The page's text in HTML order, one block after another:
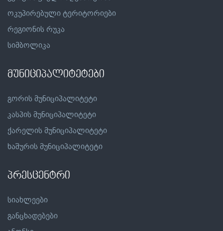
ოკუპირებული ტერიტორიები
რეგიონის რუკა
სიმბოლიკა
მუნიციპალიტეტები
გორის მუნიციპალიტეტი
კასპის მუნიციპალიტეტი
ქარელის მუნიციპალიტეტი
ხაშურის მუნიციპალიტეტი
პრესცენტრი
სიახლეები
განცხადებები